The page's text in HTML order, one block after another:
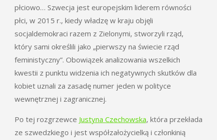
płciowo… Szwecja jest europejskim liderem równości
płci, w 2015 r., kiedy władzę w kraju objęli
socjaldemokraci razem z Zielonymi, stworzyli rząd,
który sami określili jako „pierwszy na świecie rząd
feministyczny”. Obowiązek analizowania wszelkich
kwestii z punktu widzenia ich negatywnych skutków dla
kobiet uznali za zasadę numer jeden w polityce
wewnętrznej i zagranicznej.
Po tej rozgrzewce Justyna Czechowska, która przekłada
ze szwedzkiego i jest współzałożycielką i członkinią